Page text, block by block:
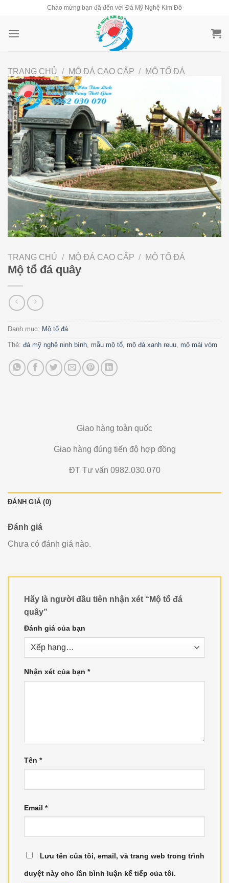
content
Chào mừng bạn đã đến với Đá Mỹ Nghệ Kim Đô
TRANG CHỦ / MỘ ĐÁ CAO CẤP / MỘ TỔ ĐÁ
TRANG CHỦ / MỘ ĐÁ CAO CẤP / MỘ TỔ ĐÁ
Mộ tổ đá quây
Danh mục: Mộ tổ đá
Thẻ: đá mỹ nghệ ninh bình, mẫu mộ tổ, mộ đá xanh reuu, mộ mái vòm
Giao hàng toàn quốc
Giao hàng đúng tiến độ hợp đồng
ĐT Tư vấn 0982.030.070
ĐÁNH GIÁ (0)
Đánh giá
Chưa có đánh giá nào.
Hãy là người đầu tiên nhận xét “Mộ tổ đá
quây”
Đánh giá của bạn
Nhận xét của bạn *
Tên *
Email *
Lưu tên của tôi, email, và trang web trong trình
duyệt này cho lần bình luận kế tiếp của tôi.